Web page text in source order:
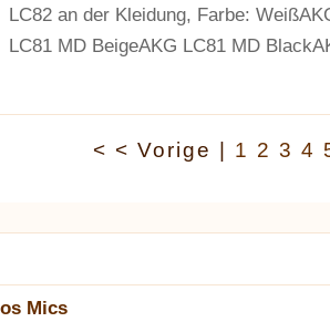
LC82 an der Kleidung, Farbe:
LC81 MD BeigeAKG LC81 MD
< < Vorige | 1 2 3 4
Mics